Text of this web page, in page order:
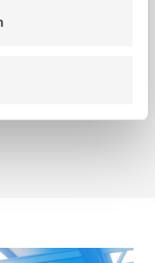
かにプリントされ